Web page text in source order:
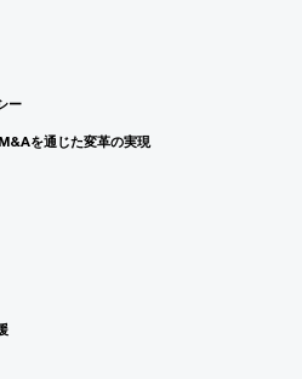
ー
を通じた変革の実現